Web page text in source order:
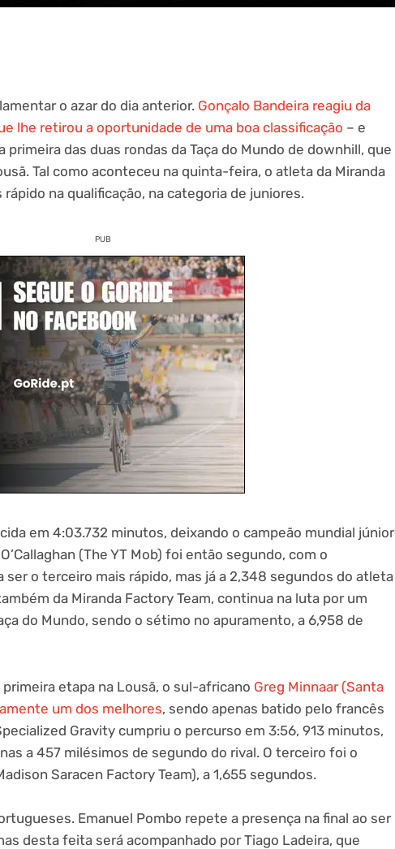
o azar do dia anterior. Gonçalo Bandeira reagiu da
lhe retirou a oportunidade de uma boa classificação – e
primeira das duas rondas da Taça do Mundo de downhill, que
Tal como aconteceu na quinta-feira, o atleta da Miranda
rápido na qualificação, na categoria de juniores.
PUB
em 4:03.732 minutos, deixando o campeão mundial júnior
(The YT Mob) foi então segundo, com o
ser o terceiro mais rápido, mas já a 2,348 segundos do atleta
da Miranda Factory Team, continua na luta por um
do Mundo, sendo o sétimo no apuramento, a 6,958 de
etapa na Lousã, o sul-africano Greg Minnaar (Santa
um dos melhores, sendo apenas batido pelo francês
Gravity cumpriu o percurso em 3:56, 913 minutos,
a 457 milésimos de segundo do rival. O terceiro foi o
Saracen Factory Team), a 1,655 segundos.
Emanuel Pombo repete a presença na final ao ser
desta feita será acompanhado por Tiago Ladeira, que